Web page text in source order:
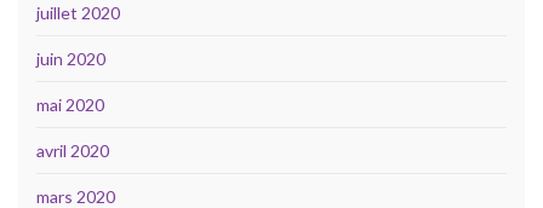
juillet 2020
juin 2020
mai 2020
avril 2020
mars 2020